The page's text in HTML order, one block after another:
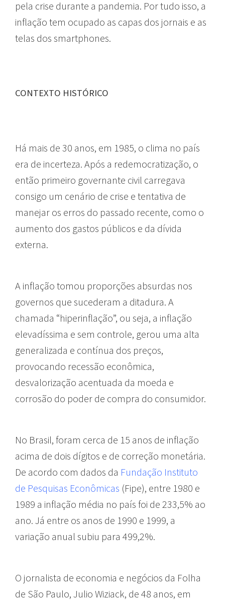
pela crise durante a pandemia. Por tudo isso, a
inflação tem ocupado as capas dos jornais e as
telas dos smartphones.
CONTEXTO HISTÓRICO
Há mais de 30 anos, em 1985, o clima no país
era de incerteza. Após a redemocratização, o
então primeiro governante civil carregava
consigo um cenário de crise e tentativa de
manejar os erros do passado recente, como o
aumento dos gastos públicos e da dívida
externa.
A inflação tomou proporções absurdas nos
governos que sucederam a ditadura. A
chamada “hiperinflação”, ou seja, a inflação
elevadíssima e sem controle, gerou uma alta
generalizada e contínua dos preços,
provocando recessão econômica,
desvalorização acentuada da moeda e
corrosão do poder de compra do consumidor.
No Brasil, foram cerca de 15 anos de inflação
acima de dois dígitos e de correção monetária.
De acordo com dados da Fundação Instituto
de Pesquisas Econômicas (Fipe), entre 1980 e
1989 a inflação média no país foi de 233,5% ao
ano. Já entre os anos de 1990 e 1999, a
variação anual subiu para 499,2%.
O jornalista de economia e negócios da Folha
de São Paulo, Julio Wiziack, de 48 anos, em